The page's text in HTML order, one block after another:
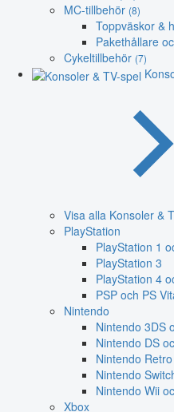
MC-tillbehör (8)
Toppväskor &
Pakethållare
Cykeltillbehör (7)
Visa alla Konsoler &
PlayStation
PlayStation 1
PlayStation 3
PlayStation 4
PSP och PS
Nintendo
Nintendo 3DS
Nintendo DS
Nintendo Retro
Nintendo
Nintendo Wii
Xbox